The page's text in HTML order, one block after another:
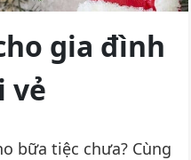
gia đình
vẻ
bữa tiệc chưa? Cùng